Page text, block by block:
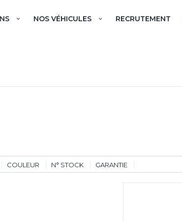
NOS VÉHICULES RECRUTEMENT
COULEUR N° STOCK GARANTIE